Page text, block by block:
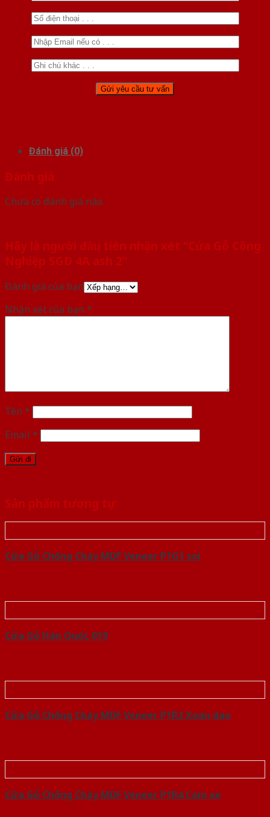
Đánh giá (0)
Đánh giá
Chưa có đánh giá nào.
Hãy là người đầu tiên nhận xét “Cửa Gỗ Công
Nghiệp SGD 4A ash 2”
Đánh giá của bạn
Nhận xét của bạn *
Tên *
Email *
Sản phẩm tương tự
Cửa Gỗ Chống Cháy MDF Veneer P1G1 soi
Cửa Gỗ Hàn Quốc 019
Cửa Gỗ Chống Cháy MDF Veneer P1R2 Xoan dao
Cửa Gỗ Chống Cháy MDF Veneer P1R4 Cam xe